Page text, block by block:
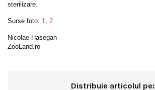
sterilizare.
Surse foto: 1, 2
Nicolae Hasegan
ZooLand.ro
Distribuie articolul pe: